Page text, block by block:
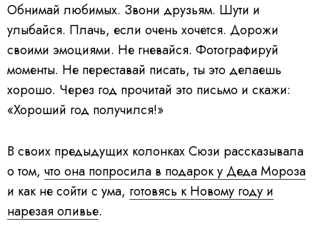
Обнимай любимых. Звони друзьям. Шути и
улыбайся. Плачь, если очень хочется. Дорожи
своими эмоциями. Не гневайся. Фотографируй
моменты. Не переставай писать, ты это делаешь
хорошо. Через год прочитай это письмо и скажи:
«Хороший год получился!»
В своих предыдущих колонках Сюзи рассказывала
о том, что она попросила в подарок у Деда Мороза
и как не сойти с ума, готовясь к Новому году и
нарезая оливье.